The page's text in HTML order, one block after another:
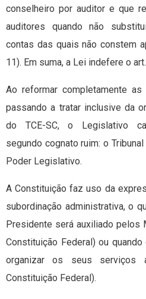
conselheiro por auditor e que
auditores quando não
contas das quais não constem
11). Em suma, a Lei indefere o
Ao reformar completamente
passando a tratar inclusive da
do TCE-SC, o Legislativo
segundo cognato ruim: o
Poder Legislativo.
A Constituição faz uso da
subordinação administrativa, o
Presidente será auxiliado pelos
Constituição Federal) ou
organizar os seus serviços
Constituição Federal).